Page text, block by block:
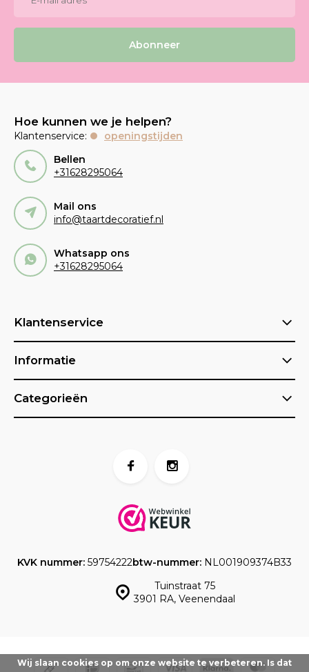
Abonneer
Hoe kunnen we je helpen?
Klantenservice:
openingstijden
Bellen
+31628295064
Mail ons
info@taartdecoratief.nl
Whatsapp ons
+31628295064
Klantenservice
Informatie
Categorieën
Tuinstraat 75
3901 RA, Veenendaal
KVK nummer: 59754222btw-nummer: NL001909374B33
Wij slaan cookies op om onze website te verbeteren. Is dat